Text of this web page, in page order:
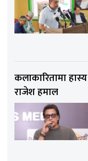
कलाकारितामा
राजेश हमाल